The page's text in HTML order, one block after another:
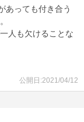
あっても付き合う
人も欠けることな
公開日:2021/04/12